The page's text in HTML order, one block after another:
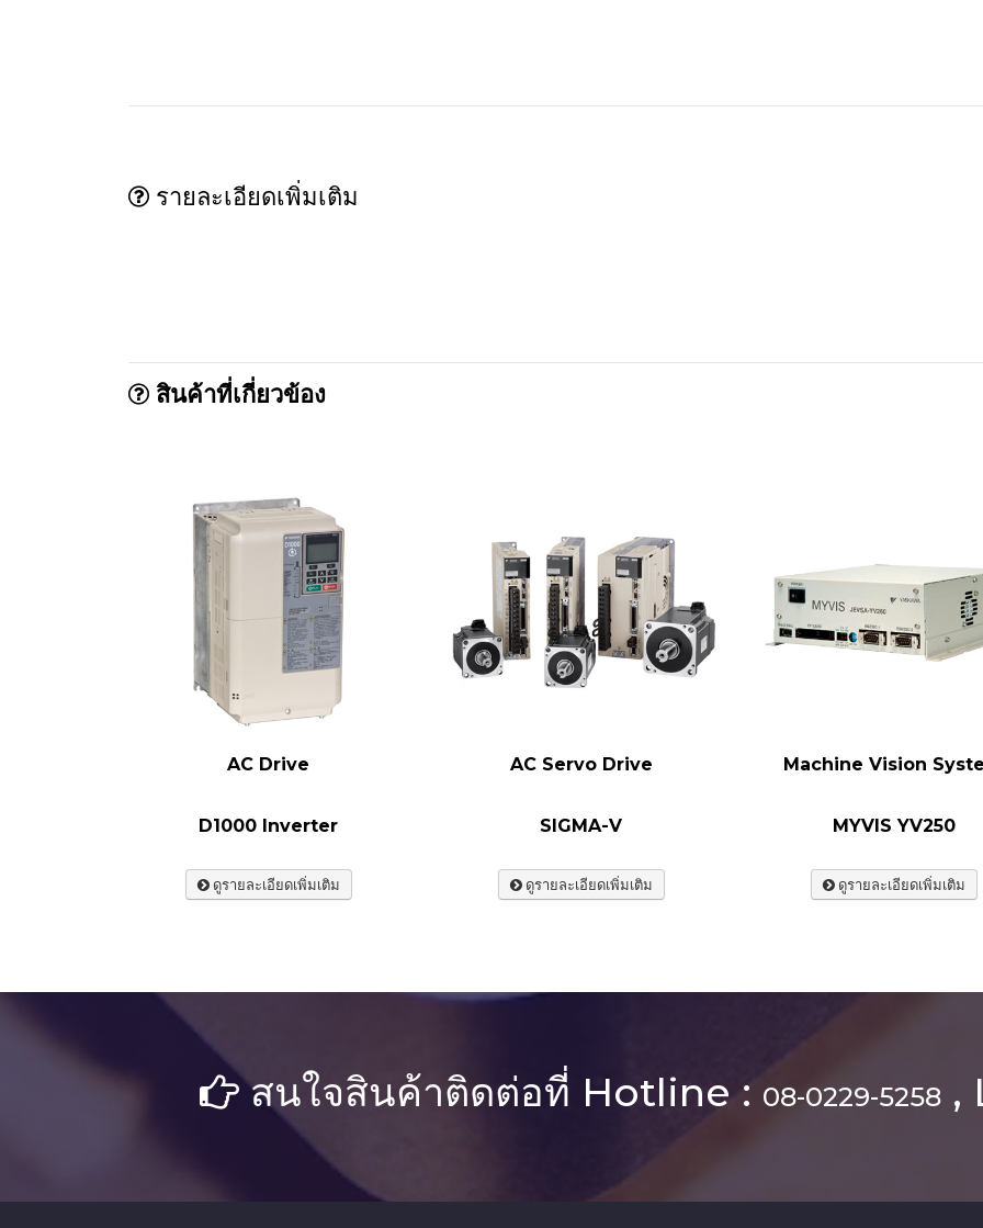
รายละเอียดเพิ่มเติม
สินค้าที่เกี่ยวข้อง
AC Drive
D1000 Inverter
ดูรายละเอียดเพิ่มเติม
AC Servo Drive
SIGMA-V
ดูรายละเอียดเพิ่มเติม
Machine Vision
MYVIS YV250
ดูรายละเอียดเพิ่มเติม
สนใจสินค้าติดต่อที่ Hotline : 08-0229-5258 ,